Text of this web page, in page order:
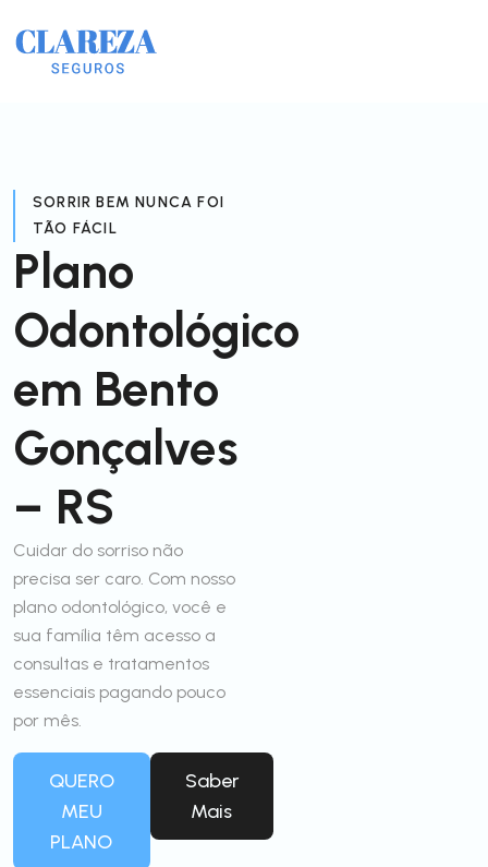
SORRIR BEM NUNCA FOI
TÃO FÁCIL
Plano
Odontológico
em Bento
Gonçalves
– RS
Cuidar do sorriso não
precisa ser caro. Com nosso
plano odontológico, você e
sua família têm acesso a
consultas e tratamentos
essenciais pagando pouco
por mês.
QUERO
MEU
PLANO
Saber
Mais